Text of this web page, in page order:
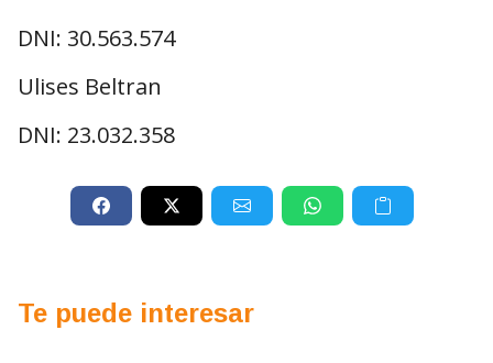
DNI: 30.563.574
Ulises Beltran
DNI: 23.032.358
Te puede interesar